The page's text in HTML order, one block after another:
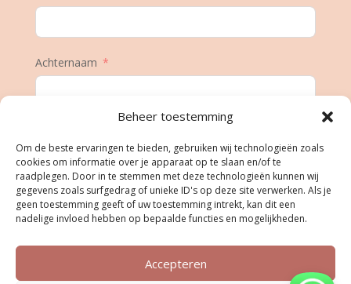
Beheer toestemming
Om de beste ervaringen te bieden, gebruiken wij technologieën zoals
cookies om informatie over je apparaat op te slaan en/of te
raadplegen. Door in te stemmen met deze technologieën kunnen wij
gegevens zoals surfgedrag of unieke ID's op deze site verwerken. Als je
geen toestemming geeft of uw toestemming intrekt, kan dit een
nadelige invloed hebben op bepaalde functies en mogelijkheden.
Accepteren
Achternaam
Geboortedatum
Inschrijven